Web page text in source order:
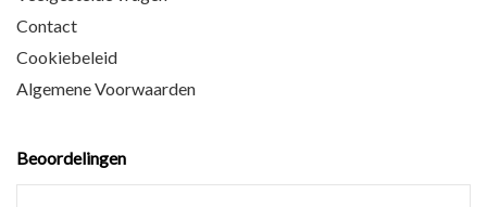
Contact
Cookiebeleid
Algemene Voorwaarden
Beoordelingen